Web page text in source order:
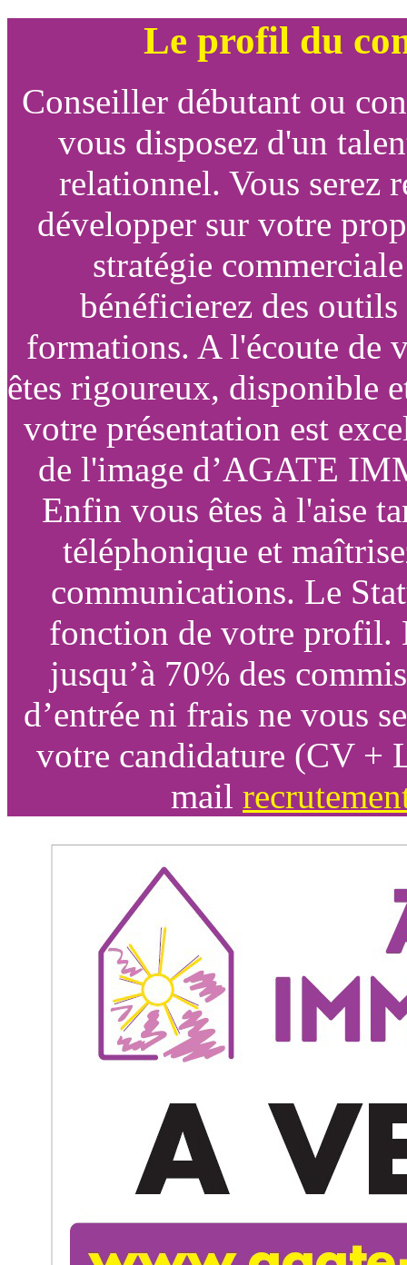
Le profil du
Conseiller débutant ou
vous disposez d'un
relationnel. Vous serez
développer sur votre
stratégie
bénéficierez des
formations. A l'écoute de
êtes rigoureux, disponible
votre présentation est
de l'image d’AGATE
Enfin vous êtes à l'aise
téléphonique et
communications. Le
fonction de votre profil.
jusqu’à 70% des
d’entrée ni frais ne vous
votre candidature (CV +
mail